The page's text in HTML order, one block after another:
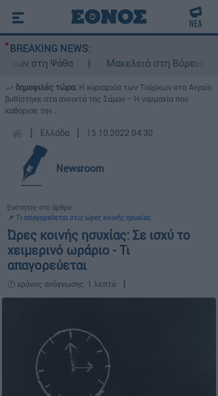
BREAKING NEWS:
στη Ψάθα
Μακελειό στη Βόρεια
δημοφιλές τώρα: Η κυριαρχία των Τούρκων στο Αιγαίο
βυθίστηκε στα ανοιχτά της Σάμου – Η ναυμαχία που
καθόρισε την...
┋ Ελλάδα ┋ 15.10.2022 04:30
Newsroom
Ενότητες στο άρθρο:
📌 Τι απαγορεύεται στις ώρες κοινής ησυχίας
Ώρες κοινής ησυχίας: Σε ισχύ το
χειμερινό ωράριο - Τι
απαγορεύεται
🕛 χρόνος ανάγνωσης: 1 λεπτό ┋